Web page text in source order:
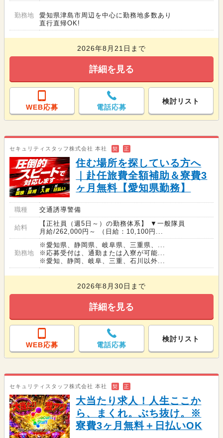
勤務地
愛知県津島市周辺を中心に勤務地多数あり
直行直帰OK!
2026年8月21日まで
詳細を見る
WEB応募 電話応募
検討リスト
セキュリティスタッフ株式会社 本社 契 正
住む場所を探している方へ
｜赴任旅費全額補助＆寮費3
ヶ月無料【愛知県勤務】
職種 交通誘導警備
給料
【正社員（週5日～）の勤務体系】 ▼一般隊員
月給/262,000円～ （日給：10,100円...
勤務地
※愛知県、静岡県、岐阜県、三重県、...
※応募受付は、通勤または入寮が可能...
※愛知、静岡、岐阜、三重、石川以外...
2026年8月30日まで
詳細を見る
WEB応募 電話応募
検討リスト
セキュリティスタッフ株式会社 本社 契 正
大当たり求人！人生ここか
ら、まくれ。ぶち抜け。※
寮費3ヶ月無料＋日払いOK